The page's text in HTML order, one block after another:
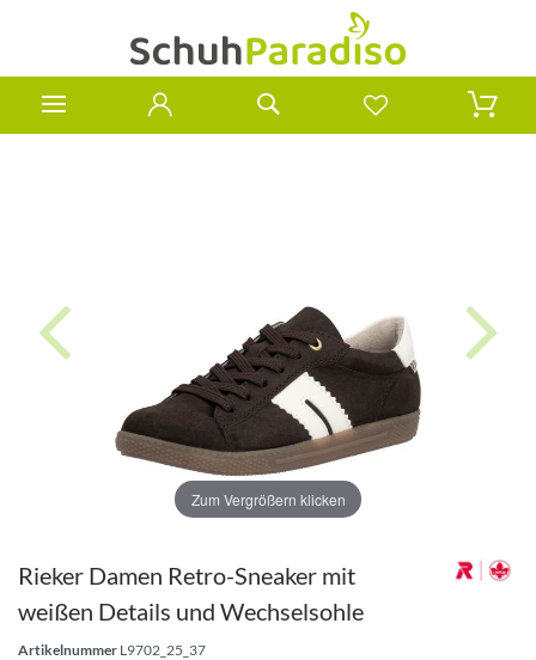
Zum Vergrößern klicken
Rieker Damen Retro-Sneaker mit
weißen Details und Wechselsohle
Artikelnummer L9702_25_37